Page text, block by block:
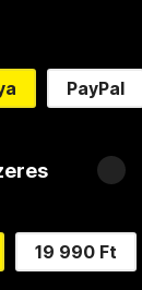
PayPal
19 990 Ft